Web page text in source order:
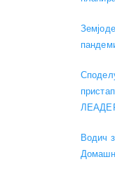
ЛЕАДЕР
Водич